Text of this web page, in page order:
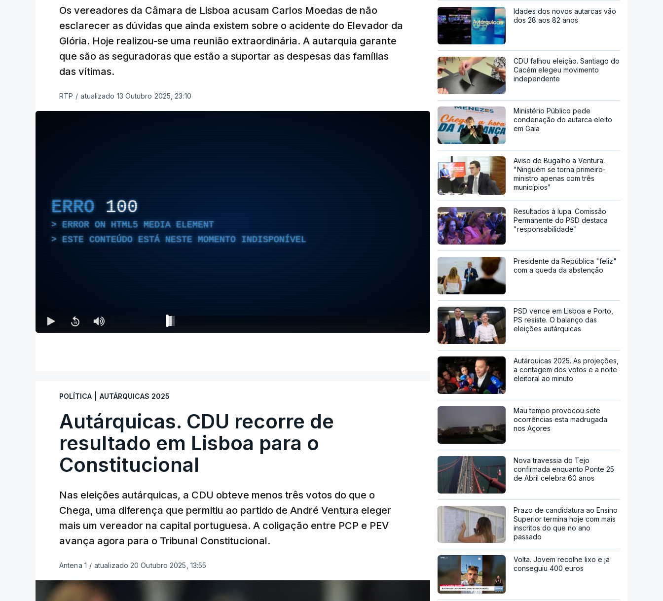
Os vereadores da Câmara de Lisboa acusam Carlos Moedas de não
esclarecer as dúvidas que ainda existem sobre o acidente do Elevador da
Glória. Hoje realizou-se uma reunião extraordinária. A autarquia garante
que são as seguradoras que estão a suportar as despesas das famílias
das vítimas.
RTP / atualizado 13 Outubro 2025, 23:10
ERRO 100
ERROR ON HTML5 MEDIA ELEMENT
ESTE CONTEÚDO ESTÁ NESTE MOMENTO INDISPONÍVEL
POLÍTICA AUTÁRQUICAS 2025
Autárquicas. CDU recorre de
resultado em Lisboa para o
Constitucional
Nas eleições autárquicas, a CDU obteve menos três votos do que o
Chega, uma diferença que permitiu ao partido de André Ventura eleger
mais um vereador na capital portuguesa. A coligação entre PCP e PEV
avança agora para o Tribunal Constitucional.
Antena 1 / atualizado 20 Outubro 2025, 13:55
Idades dos novos autarcas vão
dos 28 aos 82 anos
CDU falhou eleição. Santiago do
Cacém elegeu movimento
independente
Ministério Público pede
condenação do autarca eleito
em Gaia
Aviso de Bugalho a Ventura.
"Ninguém se torna primeiro-
ministro apenas com três
municípios"
Resultados à lupa. Comissão
Permanente do PSD destaca
"responsabilidade"
Presidente da República "feliz"
com a queda da abstenção
PSD vence em Lisboa e Porto,
PS resiste. O balanço das
eleições autárquicas
Autárquicas 2025. As projeções,
a contagem dos votos e a noite
eleitoral ao minuto
Mau tempo provocou sete
ocorrências esta madrugada
nos Açores
Nova travessia do Tejo
confirmada enquanto Ponte 25
de Abril celebra 60 anos
Prazo de candidatura ao Ensino
Superior termina hoje com mais
inscritos do que no ano
passado
Volta. Jovem recolhe lixo e já
conseguiu 400 euros